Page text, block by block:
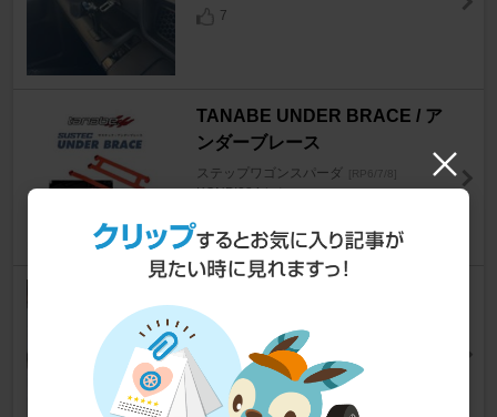
7
TANABE UNDER BRACE / ア
ンダーブレース
ステップワゴンスパーダ [RP6/7/8]
KONPI284さん
クター
ステップワゴンスパーダ
ひでぴょん55さん